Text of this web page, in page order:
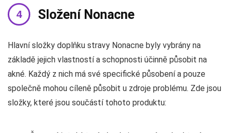
Složení Nonacne
Hlavní složky doplňku stravy Nonacne byly vybrány na
základě jejich vlastností a schopnosti účinně působit na
akné. Každý z nich má své specifické působení a pouze
společně mohou cíleně působit u zdroje problému. Zde jsou
složky, které jsou součástí tohoto produktu: